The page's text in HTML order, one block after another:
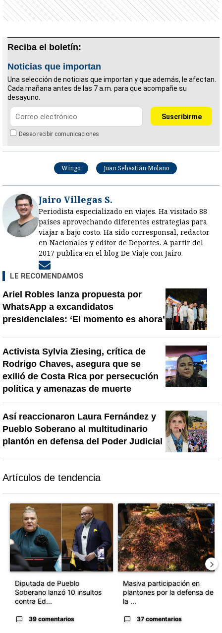
Reciba el boletín:
Noticias que importan
Una selección de noticias que importan y que además, le afectan.
Cada mañana antes de las 7 a.m. para que acompañe su
desayuno.
Deseo recibir comunicaciones
Wingo Juan Sebastián Molano
Jairo Villegas S.
Periodista especializado en viajes. Ha visitado 88
países aprovechando diferentes estrategias para
viajar a bajo costo. Ha sido corresponsal, redactor
en Nacionales y editor de Deportes. A partir del
2017 publica en el blog De Viaje con Jairo.
LE RECOMENDAMOS
Ariel Robles lanza propuesta por
WhatsApp a excandidatos
presidenciales: ‘El momento es ahora’
Activista Sylvia Ziesing, crítica de
Rodrigo Chaves, asegura que se
exilió de Costa Rica por persecución
política y amenazas de muerte
Así reaccionaron Laura Fernández y
Pueblo Soberano al multitudinario
plantón en defensa del Poder Judicial
Artículos de tendencia
Un artículo de tendencia con el título "Diputada de Pueblo
Diputada de Pueblo
Soberano lanzó 10 insultos
contra Ed...
39 comentarios
Un artículo de tendencia con
Masiva participación en
plantones por la defensa de
la ...
37 comentarios